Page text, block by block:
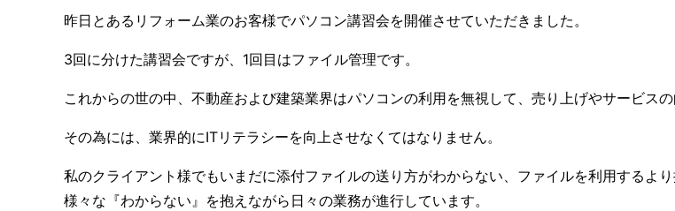
昨日とあるリフォーム業のお客様でパソコン講習会を開催させていただきました。
3回に分けた講習会ですが、1回目はファイル管理です。
これからの世の中、不動産および建築業界はパソコンの利用を無視して、売り上げやサービスの
その為には、業界的にITリテラシーを向上させなくてはなりません。
私のクライアント様でもいまだに添付ファイルの送り方がわからない、ファイルを利用するよ
様々な『わからない』を抱えながら日々の業務が進行しています。